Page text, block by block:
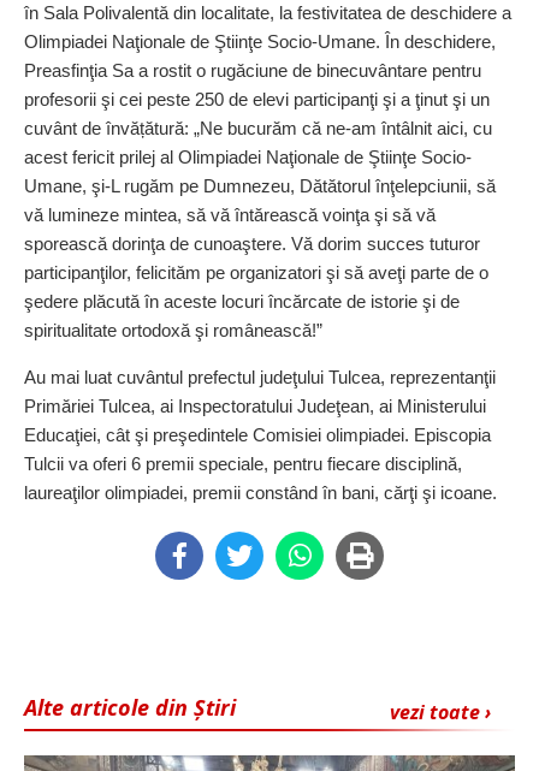
în Sala Polivalentă din localitate, la festivitatea de deschidere a
Olimpiadei Naţionale de Ştiinţe Socio-Umane. În deschidere,
Preasfinţia Sa a rostit o rugăciune de binecuvântare pentru
profesorii şi cei peste 250 de elevi participanţi şi a ţinut şi un
cuvânt de învățătură: „Ne bucurăm că ne-am întâlnit aici, cu
acest fericit prilej al Olimpiadei Naţionale de Ştiinţe Socio-
Umane, şi-L rugăm pe Dumnezeu, Dătătorul înţelepciunii, să
vă lumineze mintea, să vă întărească voinţa şi să vă
sporească dorinţa de cunoaştere. Vă dorim succes tuturor
participanţilor, felicităm pe organizatori şi să aveţi parte de o
şedere plăcută în aceste locuri încărcate de istorie şi de
spiritualitate ortodoxă şi românească!”
Au mai luat cuvântul prefectul judeţului Tulcea, reprezentanţii
Primăriei Tulcea, ai Inspectoratului Judeţean, ai Ministerului
Educaţiei, cât şi preşedintele Comisiei olimpiadei. Episcopia
Tulcii va oferi 6 premii speciale, pentru fiecare disciplină,
laureaţilor olimpiadei, premii constând în bani, cărţi şi icoane.
vezi toate ›
Alte articole din Știri